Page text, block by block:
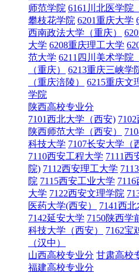
师范学院 6161川北医学院
攀枝花学院 6201重庆大学
西南政法大学（重庆）
大学 6208重庆理工大学
范大学 6211四川美术学院
（重庆）
6213重庆三峡学
（重庆涪陵）
6215重庆文
学院
陕西高校专业分
7101西北大学（西安)
陕西师范大学（西安）
科技大学 7107长安大学（
7110西安工程大学 7111西
院) 7112西安理工大学
院 7115西安工业大学
大学 7122西安文理学院
医药大学(西安）
7141西
7142延安大学 7150陕西学
科技大学（西安）
7162宝
（汉中）
山西高校专业分 甘肃高校
福建高校专业分